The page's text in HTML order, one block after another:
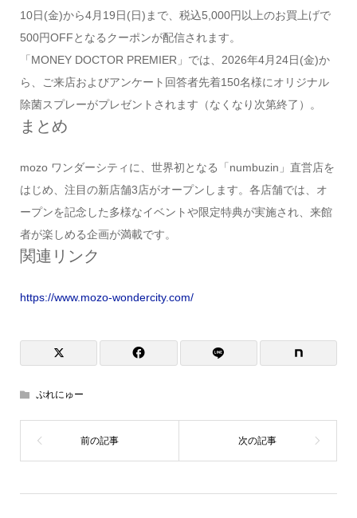
10日(金)から4月19日(日)まで、税込5,000円以上のお買上げで
500円OFFとなるクーポンが配信されます。
「MONEY DOCTOR PREMIER」では、2026年4月24日(金)か
ら、ご来店およびアンケート回答者先着150名様にオリジナル
除菌スプレーがプレゼントされます（なくなり次第終了）。
まとめ
mozo ワンダーシティに、世界初となる「numbuzin」直営店を
はじめ、注目の新店舗3店がオープンします。各店舗では、オ
ープンを記念した多様なイベントや限定特典が実施され、来館
者が楽しめる企画が満載です。
関連リンク
https://www.mozo-wondercity.com/
ぷれにゅー